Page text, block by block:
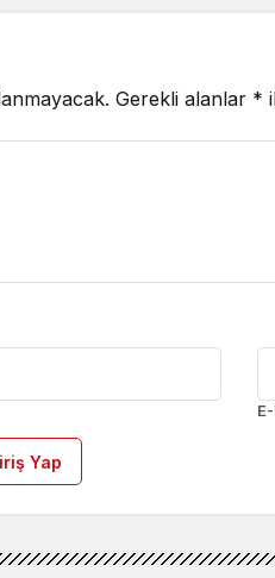
Gerekli alanlar *
Yap